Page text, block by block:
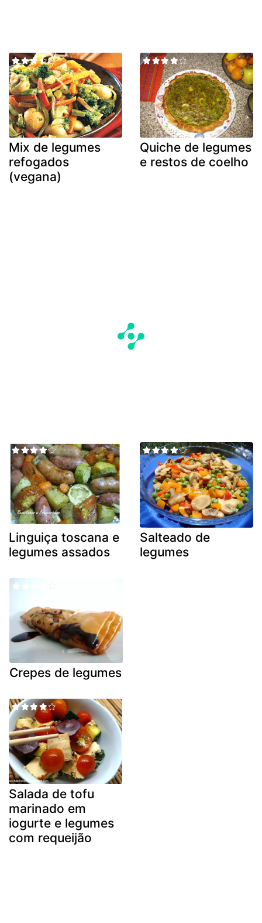
Mix de legumes
refogados
(vegana)
Quiche de legumes
e restos de coelho
Linguiça toscana e
legumes assados
Salteado de
legumes
Crepes de legumes
Salada de tofu
marinado em
iogurte e legumes
com requeijão